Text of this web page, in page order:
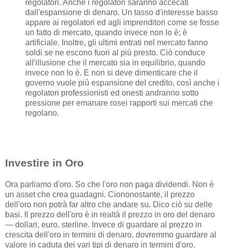
regolatori. Anche i regolatori saranno accecati
dall'espansione di denaro. Un tasso d'interesse basso
appare ai regolatori ed agli imprenditori come se fosse
un fatto di mercato, quando invece non lo è; è
artificiale. Inoltre, gli ultimi entrati nel mercato fanno
soldi se ne escono fuori al più presto. Ciò conduce
all'illusione che il mercato sia in equilibrio, quando
invece non lo è. E non si deve dimenticare che il
governo vuole più espansione del credito, così anche i
regolatori professionisti ed onesti andranno sotto
pressione per emanare rosei rapporti sui mercati che
regolano.
Investire in Oro
Ora parliamo d'oro. So che l'oro non paga dividendi. Non è
un asset che crea guadagni. Ciononostante, il prezzo
dell'oro non potrà far altro che andare su. Dico ciò su delle
basi. Il prezzo dell'oro è in realtà il prezzo in oro del denaro
— dollari, euro, sterline. Invece di guardare al prezzo in
crescita dell'oro in termini di denaro, dovremmo guardare al
valore in caduta dei vari tipi di denaro in termini d'oro.